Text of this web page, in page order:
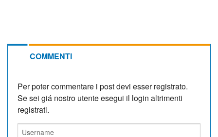
COMMENTI
Per poter commentare i post devi esser registrato.
Se sei giá nostro utente esegui il login altrimenti
registrati.